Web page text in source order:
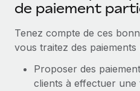
de paiement
Tenez compte de ces
vous traitez des paiements
Proposer des
clients à effectuer une